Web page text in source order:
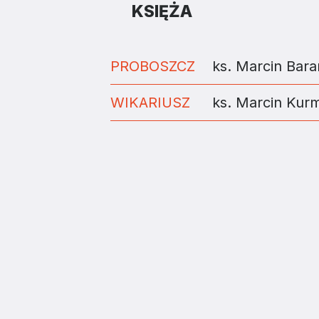
KSIĘŻA
PROBOSZCZ ks. Marcin
WIKARIUSZ ks. Marcin